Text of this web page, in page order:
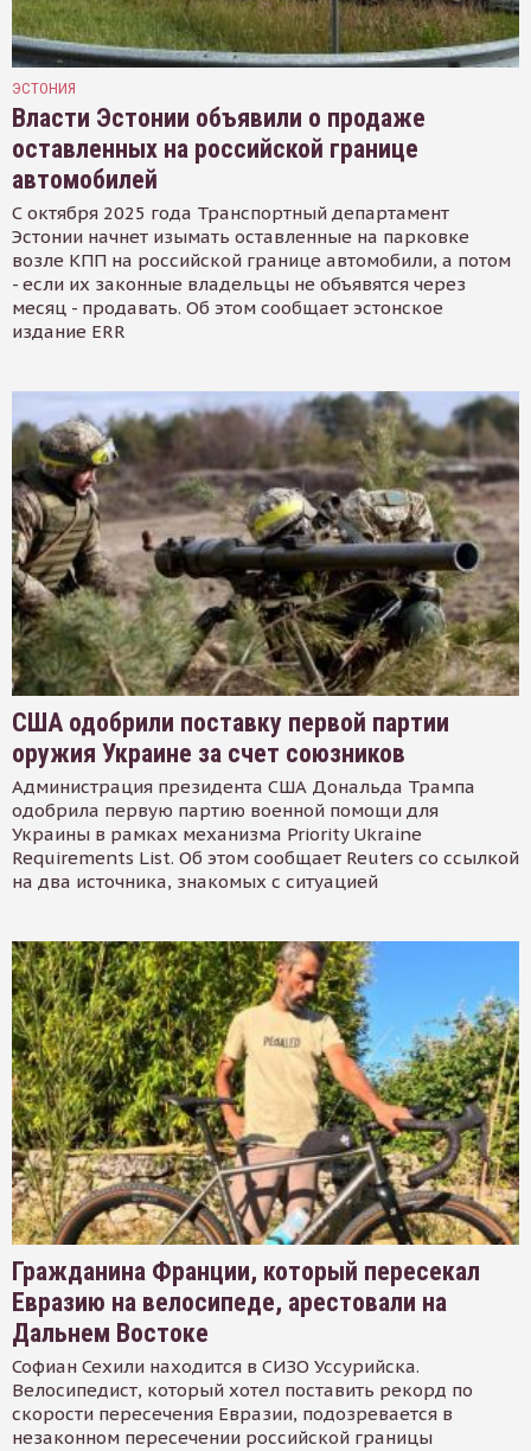
ЭСТОНИЯ
Власти Эстонии объявили о продаже
оставленных на российской границе
автомобилей
С октября 2025 года Транспортный департамент
Эстонии начнет изымать оставленные на парковке
возле КПП на российской границе автомобили, а потом
- если их законные владельцы не объявятся через
месяц - продавать. Об этом сообщает эстонское
издание ERR
США одобрили поставку первой партии
оружия Украине за счет союзников
Администрация президента США Дональда Трампа
одобрила первую партию военной помощи для
Украины в рамках механизма Priority Ukraine
Requirements List. Об этом сообщает Reuters со ссылкой
на два источника, знакомых с ситуацией
Гражданина Франции, который пересекал
Евразию на велосипеде, арестовали на
Дальнем Востоке
Софиан Сехили находится в СИЗО Уссурийска.
Велосипедист, который хотел поставить рекорд по
скорости пересечения Евразии, подозревается в
незаконном пересечении российской границы